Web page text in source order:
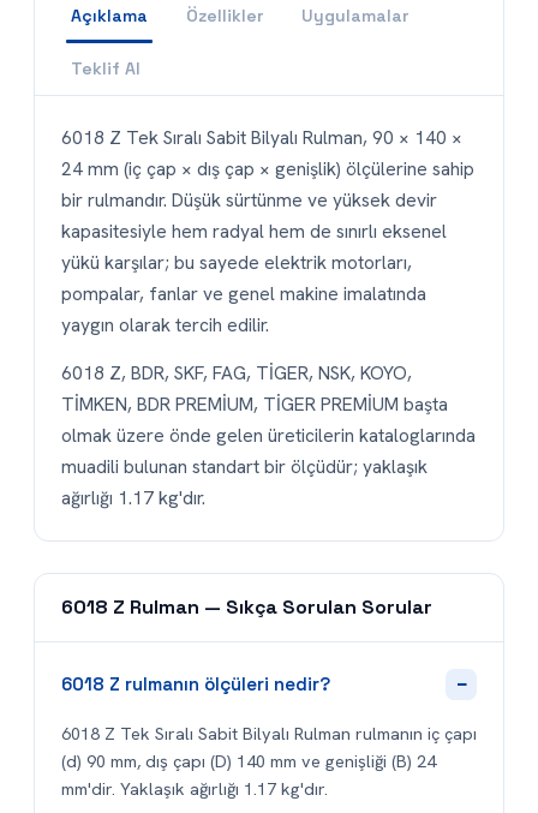
Açıklama Özellikler Uygulamalar
Teklif Al
6018 Z Tek Sıralı Sabit Bilyalı Rulman, 90 × 140 ×
24 mm (iç çap × dış çap × genişlik) ölçülerine sahip
bir rulmandır. Düşük sürtünme ve yüksek devir
kapasitesiyle hem radyal hem de sınırlı eksenel
yükü karşılar; bu sayede elektrik motorları,
pompalar, fanlar ve genel makine imalatında
yaygın olarak tercih edilir.
6018 Z, BDR, SKF, FAG, TİGER, NSK, KOYO,
TİMKEN, BDR PREMİUM, TİGER PREMİUM başta
olmak üzere önde gelen üreticilerin kataloglarında
muadili bulunan standart bir ölçüdür; yaklaşık
ağırlığı 1.17 kg'dır.
6018 Z Rulman — Sıkça Sorulan Sorular
6018 Z rulmanın ölçüleri nedir? −
6018 Z Tek Sıralı Sabit Bilyalı Rulman rulmanın iç çapı
(d) 90 mm, dış çapı (D) 140 mm ve genişliği (B) 24
mm'dir. Yaklaşık ağırlığı 1.17 kg'dır.